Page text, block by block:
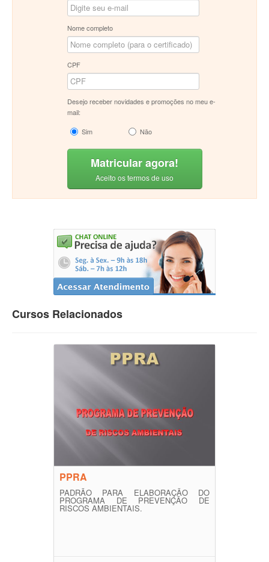
Nome completo
CPF
Desejo receber novidades e promoções no meu e-
mail:
Sim
Não
Matricular agora!
Aceito os termos de uso
Cursos Relacionados
PPRA
PADRÃO PARA ELABORAÇÃO DO
PROGRAMA DE PREVENÇÃO DE
RISCOS AMBIENTAIS.